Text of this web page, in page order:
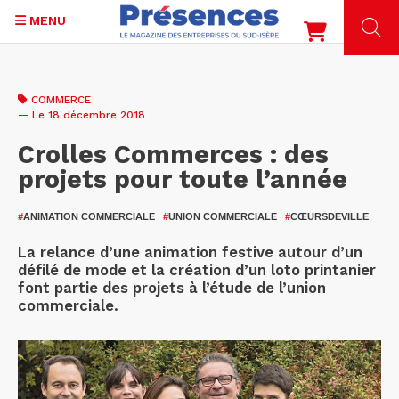
contenu
MENU
COMMERCE
— Le 18 décembre 2018
Crolles Commerces : des
projets pour toute l’année
#ANIMATION COMMERCIALE #UNION COMMERCIALE #CŒURSDEVILLE
La relance d’une animation festive autour d’un
défilé de mode et la création d’un loto printanier
font partie des projets à l’étude de l’union
commerciale.